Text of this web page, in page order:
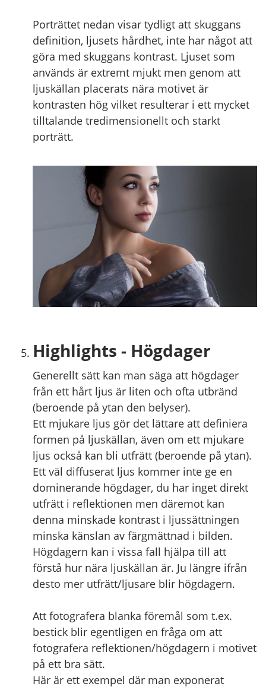
Porträttet nedan visar tydligt att skuggans
definition, ljusets hårdhet, inte har något att
göra med skuggans kontrast. Ljuset som
används är extremt mjukt men genom att
ljuskällan placerats nära motivet är
kontrasten hög vilket resulterar i ett mycket
tilltalande tredimensionellt och starkt
porträtt.
Highlights - Högdager
Generellt sätt kan man säga att högdager
från ett hårt ljus är liten och ofta utbränd
(beroende på ytan den belyser).
Ett mjukare ljus gör det lättare att definiera
formen på ljuskällan, även om ett mjukare
ljus också kan bli utfrätt (beroende på ytan).
Ett väl diffuserat ljus kommer inte ge en
dominerande högdager, du har inget direkt
utfrätt i reflektionen men däremot kan
denna minskade kontrast i ljussättningen
minska känslan av färgmättnad i bilden.
Högdagern kan i vissa fall hjälpa till att
förstå hur nära ljuskällan är. Ju längre ifrån
desto mer utfrätt/ljusare blir högdagern.
Att fotografera blanka föremål som t.ex.
bestick blir egentligen en fråga om att
fotografera reflektionen/högdagern i motivet
på ett bra sätt.
Här är ett exempel där man exponerat